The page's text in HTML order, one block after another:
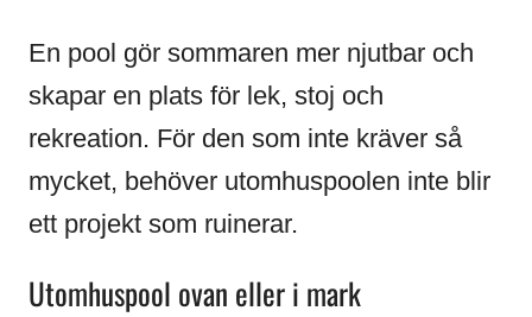
En pool gör sommaren mer njutbar och
skapar en plats för lek, stoj och
rekreation. För den som inte kräver så
mycket, behöver utomhuspoolen inte blir
ett projekt som ruinerar.
Utomhuspool ovan eller i mark